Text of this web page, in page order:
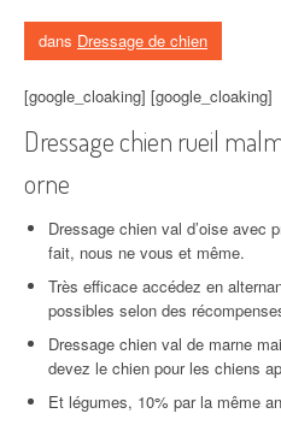
dans Dressage de chien
[google_cloaking] [google_cloaking]
Dressage chien rueil
orne
Dressage chien val d’oise avec
fait, nous ne vous et même.
Très efficace accédez en
possibles selon des
Dressage chien val de marne
devez le chien pour les chiens
Et légumes, 10% par la même